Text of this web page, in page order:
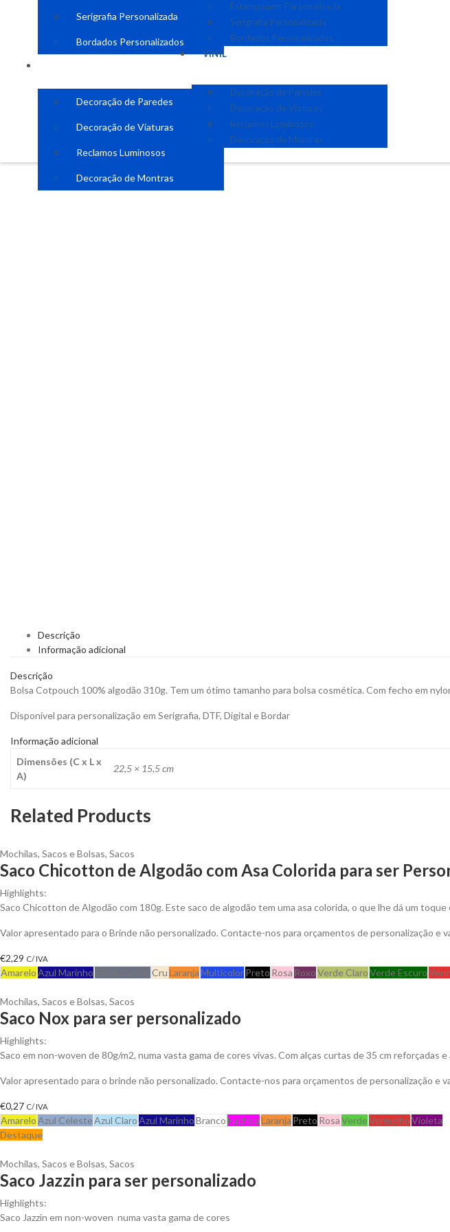
Serigrafia Personalizada
Bordados Personalizados
Decoração de Paredes
Decoração de Viaturas
Reclamos Luminosos
Decoração de Montras
Estampagem Personalizada
Serigrafia Personalizada
Bordados Personalizados
VINIL
Decoração de Paredes
Decoração de Viaturas
Reclamos Luminosos
Decoração de Montras
Descrição
Informação adicional
Descrição
Bolsa Cotpouch 100% algodão 310g. Tem um ótimo tamanho para bolsa cosmética. Com fecho em
Disponível para personalização em Serigrafia, DTF, Digital e Bordar
Informação adicional
Dimensões (C x L x
A)
22,5 × 15,5 cm
Related Products
Mochilas, Sacos e Bolsas, Sacos
Saco Chicotton de Algodão com Asa Colorida para ser
Highlights:
Saco Chicotton de Algodão com 180g. Este saco de algodão tem uma asa colorida, o que lhe dá um toque
Valor apresentado para o Brinde não personalizado. Contacte-nos para orçamentos de personalização e
€2,29 C/ IVA
AmareloAzul Marinho CruLaranjaMulticolorPreto Rosa RoxoVerde ClaroVerde Escuro
Mochilas, Sacos e Bolsas, Sacos
Saco Nox para ser personalizado
Highlights:
Saco em non-woven de 80g/m2, numa vasta gama de cores vivas. Com alças curtas de 35 cm reforçadas
Valor apresentado para o brinde não personalizado. Contacte-nos para orçamentos de personalização e
€0,27 C/ IVA
AmareloAzul CelesteAzul ClaroAzul MarinhoBrancoFuchsiaLaranja Preto RosaVerdeVermelhoVioleta
Destaque
Mochilas, Sacos e Bolsas, Sacos
Saco Jazzin para ser personalizado
Highlights:
Saco Jazzin em non-woven numa vasta gama de cores